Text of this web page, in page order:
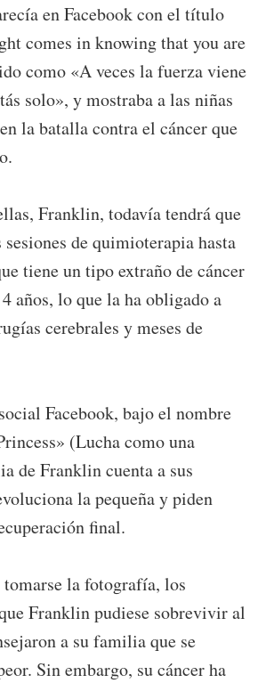
en Facebook con el título
comes in knowing that you are
como «A veces la fuerza viene
solo», y mostraba a las niñas
la batalla contra el cáncer que
Franklin, todavía tendrá que
sesiones de quimioterapia hasta
tiene un tipo extraño de cáncer
años, lo que la ha obligado a
cerebrales y meses de
Facebook, bajo el nombre
(Lucha como una
de Franklin cuenta a sus
la pequeña y piden
final.
la fotografía, los
Franklin pudiese sobrevivir al
a su familia que se
Sin embargo, su cáncer ha